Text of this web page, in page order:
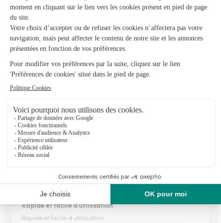
L’atelier Floral
Epernay
★★★★★ 4.7 (51)
21, place Méditerranée
Voir la boutique
Ils ont fait livrer des fleurs ou une plante à
★ ★
★
Rapide et facile d utilosation
Rapide et facile d utilosation